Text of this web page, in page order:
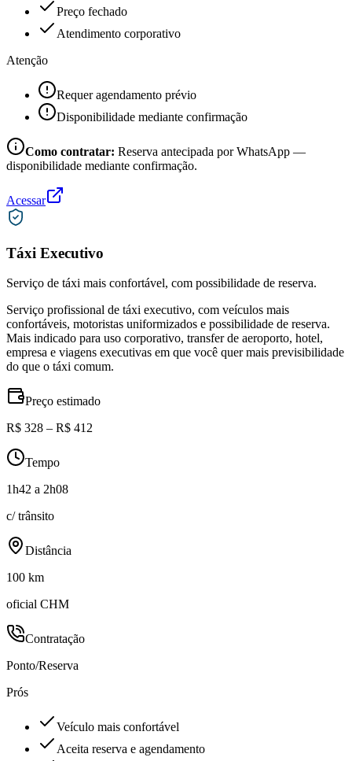
Preço fechado
Atendimento corporativo
Atenção
Requer agendamento prévio
Disponibilidade mediante confirmação
Como contratar: Reserva antecipada por WhatsApp —
disponibilidade mediante confirmação.
Acessar
Táxi Executivo
Serviço de táxi mais confortável, com possibilidade de reserva.
Serviço profissional de táxi executivo, com veículos mais
confortáveis, motoristas uniformizados e possibilidade de reserva.
Mais indicado para uso corporativo, transfer de aeroporto, hotel,
empresa e viagens executivas em que você quer mais previsibilidade
do que o táxi comum.
Preço estimado
R$ 328 – R$ 412
Tempo
1h42 a 2h08
c/ trânsito
Distância
100 km
oficial CHM
Contratação
Ponto/Reserva
Prós
Veículo mais confortável
Aceita reserva e agendamento